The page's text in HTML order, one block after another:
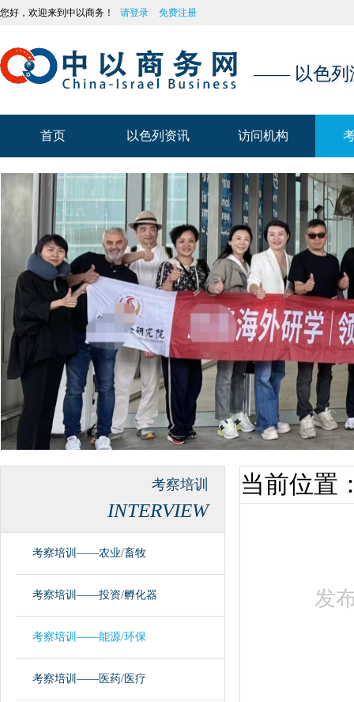
您好，欢迎来到中以商务！ 请登录 免费注册
—— 以色列
首页
首页
以色列资讯
以色列资讯
访问机构
访问机构
考察培训
INTERVIEW
考察培训——农业/畜牧
考察培训——投资/孵化器
考察培训——能源/环保
考察培训——医药/医疗
当前位置
发